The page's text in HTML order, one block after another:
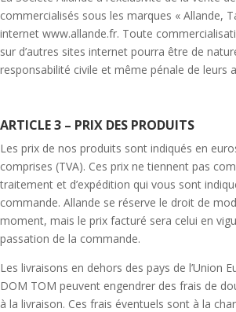
commercialisés sous les marques « Allande,
internet www.allande.fr. Toute
sur d’autres sites internet pourra être de
responsabilité civile et même pénale de leurs
ARTICLE 3 – PRIX DES PRODUITS
Les prix de nos produits sont indiqués en
comprises (TVA). Ces prix ne tiennent pas
traitement et d’expédition qui vous sont
commande. Allande se réserve le droit de
moment, mais le prix facturé sera celui en
passation de la commande.
Les livraisons en dehors des pays de l’Union
DOM TOM peuvent engendrer des frais de
à la livraison. Ces frais éventuels sont à la